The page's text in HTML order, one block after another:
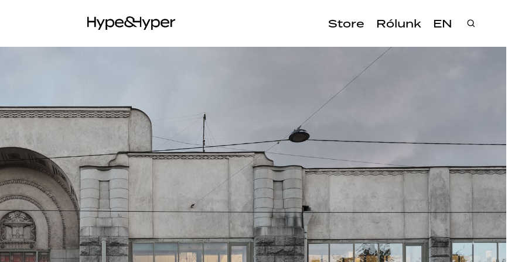
Store Rólunk EN